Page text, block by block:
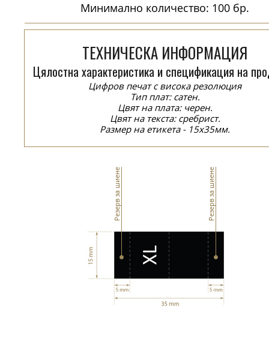
Минимално количество: 100 бр.
ТЕХНИЧЕСКА ИНФОРМАЦИЯ
Цялостна характеристика и спецификация на
Цифров печат с висока резолюция
Тип плат: сатен.
Цвят на плата: черен.
Цвят на текста: сребрист.
Размер на етикета - 15x35мм.
Резерв за шиене Резерв за шиене